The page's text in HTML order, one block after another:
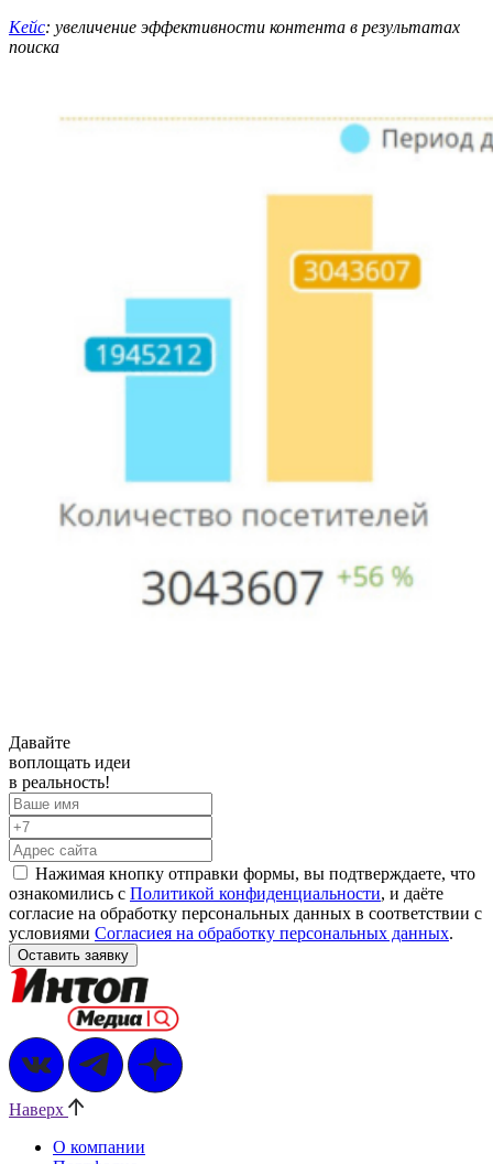
Кейс: увеличение эффективности контента в результатах
поиска
Давайте
воплощать идеи
в реальность!
Нажимая кнопку отправки формы, вы подтверждаете, что
ознакомились с Политикой конфиденциальности, и даёте
согласие на обработку персональных данных в соответствии с
условиями Согласиея на обработку персональных данных.
Наверх
О компании